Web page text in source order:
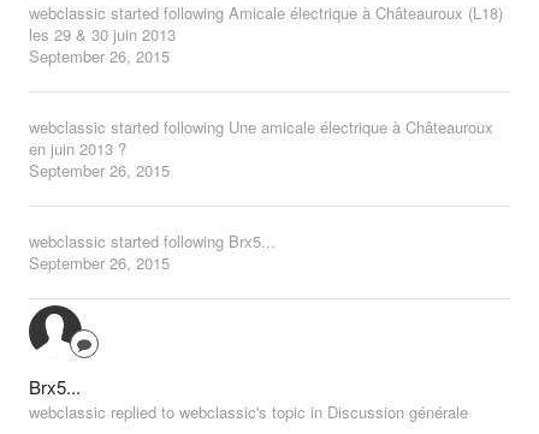
webclassic started following Amicale électrique à Châteauroux (L18)
les 29 & 30 juin 2013
September 26, 2015
webclassic started following Une amicale électrique à Châteauroux
en juin 2013 ?
September 26, 2015
webclassic started following Brx5...
September 26, 2015
Brx5...
webclassic replied to webclassic's topic in Discussion générale